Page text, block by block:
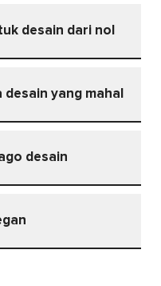
desain dari nol
yang mahal
desain